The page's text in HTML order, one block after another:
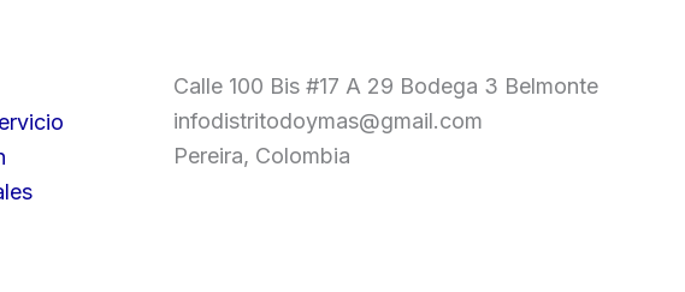
Calle 100 Bis #17 A 29 Bodega 3 Belmonte
infodistritodoymas@gmail.com
Pereira, Colombia